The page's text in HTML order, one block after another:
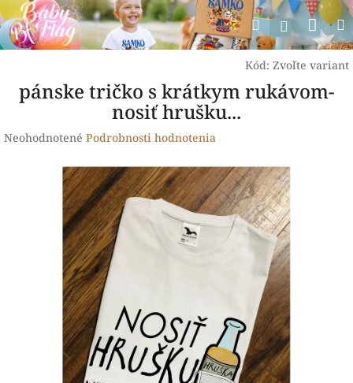
Prejsť
na
obsah
Hľadať
Kód: Zvoľte variant
pánske tričko s krátkym rukávom-
nosiť hrušku...
Priemerné
hviezdičiek.
Neohodnotené Podrobnosti hodnotenia